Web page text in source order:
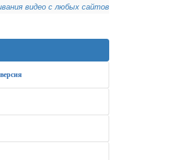
видео с любых сайтов